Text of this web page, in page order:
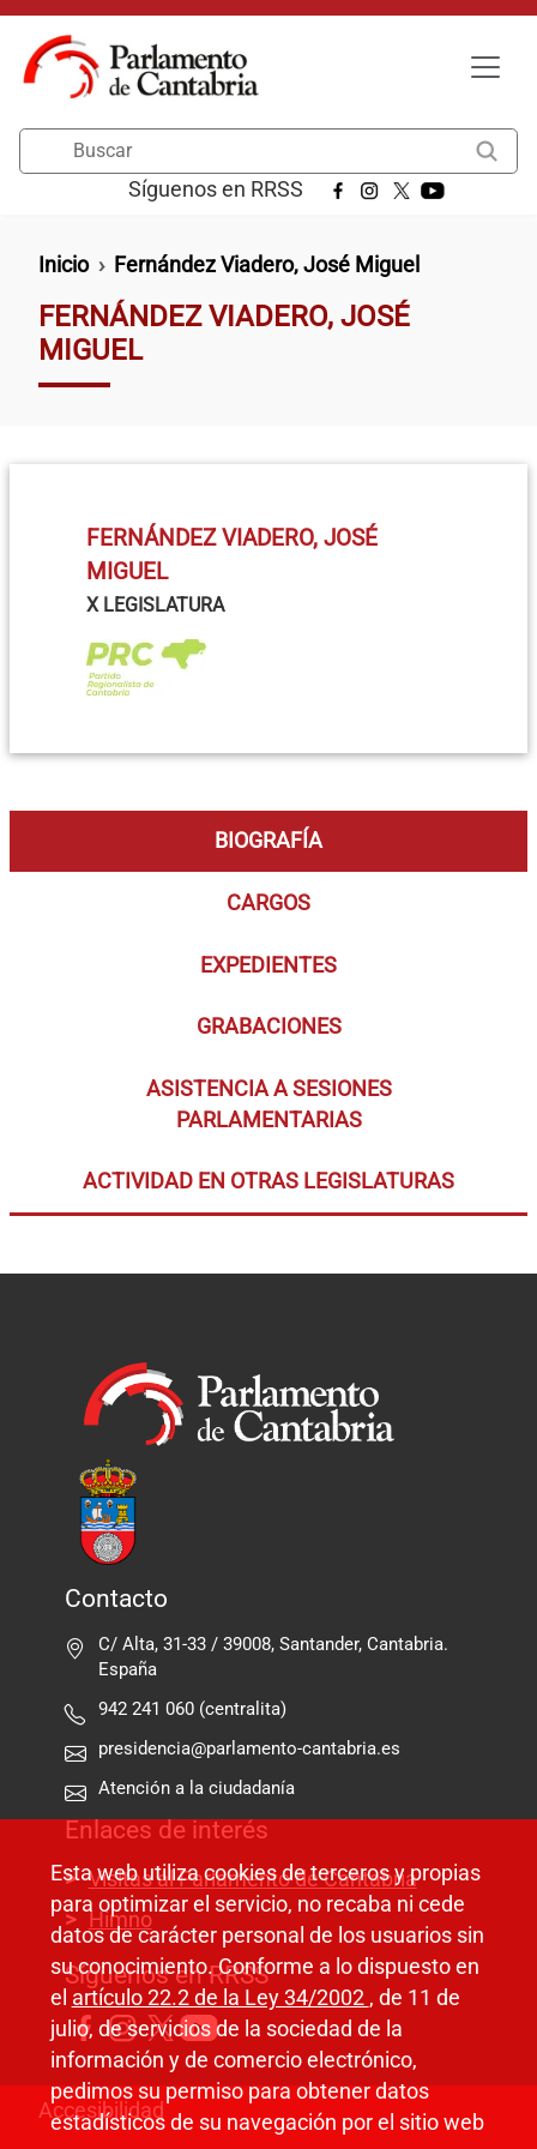
Pasar al contenido principal
Síguenos en RRSS
Ruta de navegación
Inicio Fernández Viadero, José Miguel
FERNÁNDEZ VIADERO, JOSÉ
MIGUEL
FERNÁNDEZ VIADERO, JOSÉ
MIGUEL
X LEGISLATURA
BIOGRAFÍA
CARGOS
EXPEDIENTES
GRABACIONES
ASISTENCIA A SESIONES
PARLAMENTARIAS
ACTIVIDAD EN OTRAS LEGISLATURAS
Contacto
C/ Alta, 31-33 / 39008, Santander, Cantabria.
España
942 241 060 (centralita)
presidencia@parlamento-cantabria.es
Atención a la ciudadanía
Enlaces de interés
Visitas al Parlamento de Cantabria
Himno
Síguenos en RRSS
Pie de página
Accesibilidad
Esta web utiliza cookies de terceros y propias
para optimizar el servicio, no recaba ni cede
datos de carácter personal de los usuarios sin
su conocimiento. Conforme a lo dispuesto en
el artículo 22.2 de la Ley 34/2002 , de 11 de
julio, de servicios de la sociedad de la
información y de comercio electrónico,
pedimos su permiso para obtener datos
estadísticos de su navegación por el sitio web